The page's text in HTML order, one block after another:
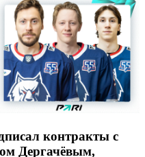
контракты с
Дергачёвым,